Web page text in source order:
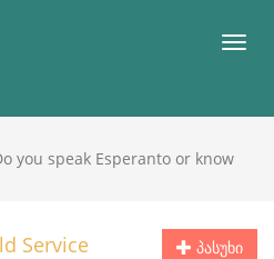
მენიუ
you speak Esperanto or know
პასუხი
Service